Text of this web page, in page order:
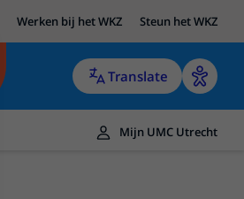
Werken bij het WKZ Steun het WKZ
Translate
Mijn UMC Utrecht